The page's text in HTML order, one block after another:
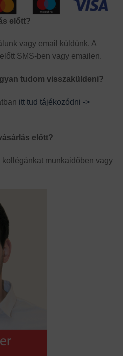
előtt?
vagy email küldünk. A
SMS-ben vagy emailen.
tudom visszaküldeni?
itt tud tájékozódni ->
előtt?
munkaidőben vagy